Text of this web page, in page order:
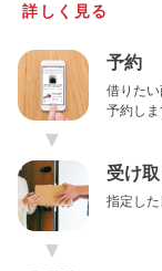
詳しく見る
予約
借りた
予約し
▼
受け取
指定し
▼